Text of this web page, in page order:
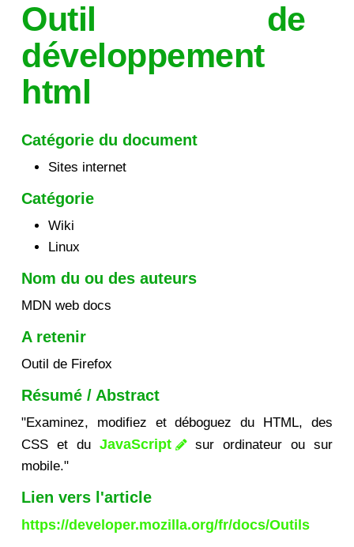
Outil de
développement
html
Catégorie du document
Sites internet
Catégorie
Wiki
Linux
Nom du ou des auteurs
MDN web docs
A retenir
Outil de Firefox
Résumé / Abstract
"Examinez, modifiez et déboguez du HTML, des
CSS et du JavaScript
sur ordinateur ou sur
mobile."
Lien vers l'article
https://developer.mozilla.org/fr/docs/Outils